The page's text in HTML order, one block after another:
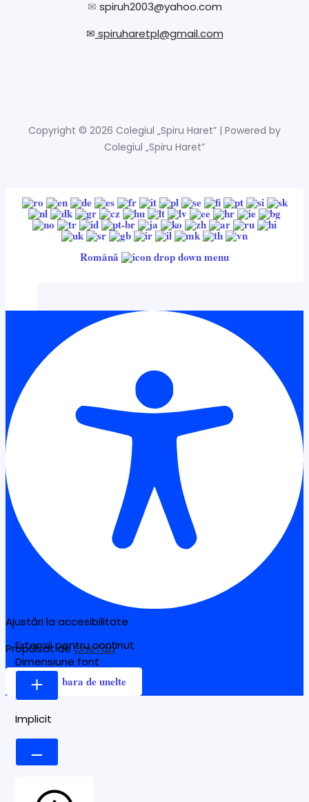
✉ spiruh2003@yahoo.com
✉ spiruharetpl@gmail.com
Copyright © 2026 Colegiul „Spiru Haret” | Powered by
Colegiul „Spiru Haret”
Română
Ajustări la accesibilitate
Propulsat deOneTap
Ascunde bara de unelte
Extensii pentru conținut
Dimensiune font
Implicit